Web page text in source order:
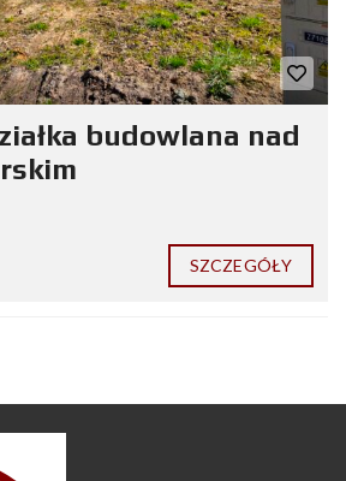
budowlana nad
SZCZEGÓŁY